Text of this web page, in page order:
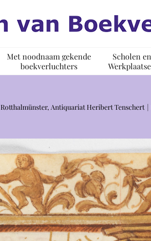
Met noodnaam gekende
boekverluchters
Scholen en
Rotthalmünster, Antiquariat Heribert Tenschert